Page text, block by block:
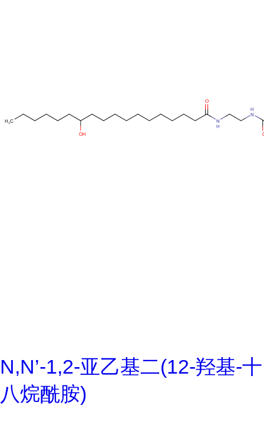
N,N’-1,2-亚乙基二(12-羟基-十
八烷酰胺)